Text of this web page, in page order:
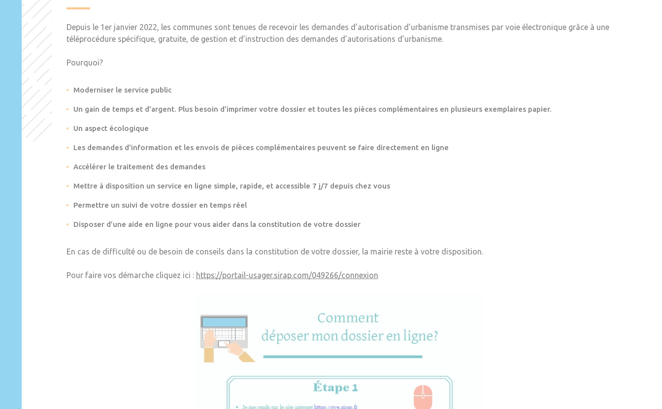
Depuis le 1er janvier 2022, les communes sont tenues de recevoir les demandes d’autorisation d’urbanisme transmises par voie électronique grâce à une
téléprocédure spécifique, gratuite, de gestion et d’instruction des demandes d’autorisations d’urbanisme.
Pourquoi?
Moderniser le service public
Un gain de temps et d’argent. Plus besoin d’imprimer votre dossier et toutes les pièces complémentaires en plusieurs exemplaires papier.
Un aspect écologique
Les demandes d’information et les envois de pièces complémentaires peuvent se faire directement en ligne
Accélérer le traitement des demandes
Mettre à disposition un service en ligne simple, rapide, et accessible 7 j/7 depuis chez vous
Permettre un suivi de votre dossier en temps réel
Disposer d’une aide en ligne pour vous aider dans la constitution de votre dossier
En cas de difficulté ou de besoin de conseils dans la constitution de votre dossier, la mairie reste à votre disposition.
Pour faire vos démarche cliquez ici : https://portail-usager.sirap.com/049266/connexion